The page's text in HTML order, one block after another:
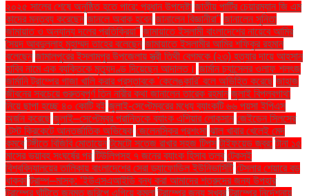
২০২৫ সালের শেষে অনুষ্ঠিত হতে পারে: প্রধান উপদেষ্টা জাতীয় পার্টির চেয়ারম্যান জি এম
কাদের মন্তব্য করেছেন জানলে অবাক হবেন জানালেন বিজ্ঞানীরা" জানালেন সুনিতা
জামায়াত ও অন্যান্য দলের প্রতিক্রিয়া'' জামায়াতে ইসলামী বাংলাদেশের নায়েবে আমির
সৈয়দ আবদুল্লাহ মুহাম্মদ তাহের বলেছেন জামায়াতে ইসলামীর আমির শফিকুর রহমান
বলেছেন জামালপুরের ইসলামপুর উপজেলায় স্ত্রী তিথী বেগমকে (২৩) হত্যার দায়ে আহসান
হাবিব নামে এক ব্যক্তিকে মৃত্যুদণ্ড দিয়েছেন আদালত। জার্মান চ্যান্সেলর ওলাফ শলৎজ
জার্মানি ট্রাম্পের গাজা খালি করার প্রস্তাবকে 'কেলেঙ্কারি' বলে অভিহিত করেছে জাহাজ
জীবনের সবচেয়ে গুরুত্বপূর্ণ তিন নারীর কথা জানালেন তারেক রহমান জুলাই বিপ্লবগাথা
নিয়ে ছাপা হচ্ছে ৪০ কোটি বই জুলাই-সেপ্টেম্বরের মধ্যে ব্যাংকটি ৬৬ পয়সা ইপিএস
অর্জন করেছে জুলাই–সেপ্টেম্বর প্রান্তিকে ব্যাংক এশিয়ার লোকসান জেইডেন সিলসের
টেস্ট ক্রিকেটে আন্তর্জাতিক অভিষেক জেলেনস্কির প্রশংসা ঝাল খাবার খেলেই মেদ
কমবে টঙ্গীতে বিজিবি মোতায়েন টমেটো সতেজ রাখার সহজ টিপস টাইফয়েড জ্বর: টানা ১৫
মাসের ভয়াবহ সংঘর্ষের পর টিউলিপসহ ৭ জনের ব্যাংক হিসাব তলব টেকসই
বিশ্ববিদ্যালয়ের তালিকায় বাংলাদেশের সেরা ড্যাফোডিল ইউনিভার্সিটি টেসলার শেয়ারে বড়
ধাক্কা ট্রাম্প–মাস্ক: ‘ইউএসএআইডি বন্ধ করা আমাদের শত্রুদের জন্য উপহার
ট্রাম্পের ঘাঁটিতে জনমত জরিপে এগিয়ে কমলা ট্রাম্পের জন্য সুখবর ট্রাম্পের নির্দেশনায়